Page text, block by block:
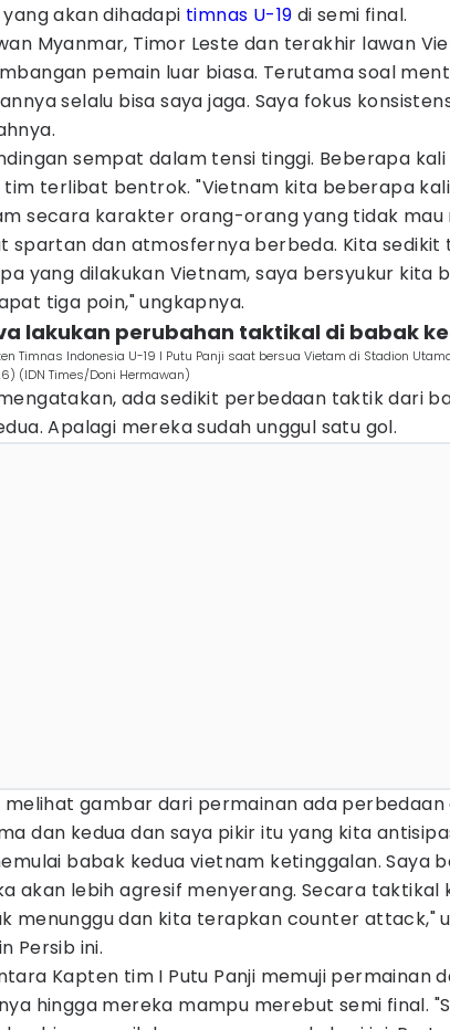
akan dihadapi timnas U-19 di semi final.
Myanmar, Timor Leste dan terakhir lawan
pemain luar biasa. Terutama soal
selalu bisa saya jaga. Saya fokus
sempat dalam tensi tinggi. Beberapa
tim terlibat bentrok. "Vietnam kita beberapa
secara karakter orang-orang yang tidak mau
spartan dan atmosfernya berbeda. Kita
yang dilakukan Vietnam, saya bersyukur kita
tiga poin," ungkapnya.
lakukan perubahan taktikal di babak
Timnas Indonesia U-19 I Putu Panji saat bersua Vietam di Stadion
(IDN Times/Doni Hermawan)
ada sedikit perbedaan taktik dari
Apalagi mereka sudah unggul satu gol.
melihat gambar dari permainan ada perbedaan
dan kedua dan saya pikir itu yang kita
babak kedua vietnam ketinggalan. Saya
akan lebih agresif menyerang. Secara taktikal
menunggu dan kita terapkan counter attack,"
Persib ini.
Kapten tim I Putu Panji memuji permainan
hingga mereka mampu merebut semi final.